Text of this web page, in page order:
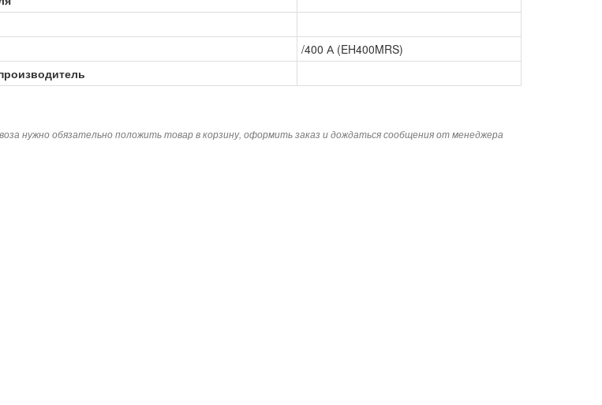
/400 А (EH400MRS)
нужно обязательно положить товар в корзину, оформить заказ и дождаться сообщения от менеджера